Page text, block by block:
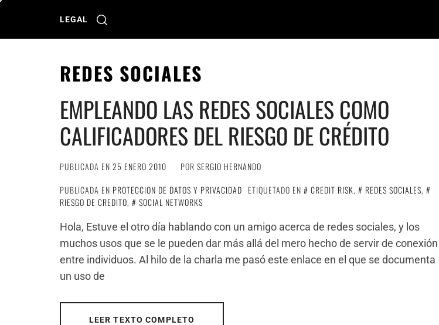
LEGAL
REDES SOCIALES
EMPLEANDO LAS REDES SOCIALES COMO
CALIFICADORES DEL RIESGO DE CRÉDITO
PUBLICADA EN 25 ENERO 2010 POR SERGIO HERNANDO
PUBLICADA EN PROTECCION DE DATOS Y PRIVACIDAD ETIQUETADO EN CREDIT RISK, REDES SOCIALES,
RIESGO DE CREDITO,
SOCIAL NETWORKS
Hola, Estuve el otro día hablando con un amigo acerca de redes sociales, y los
muchos usos que se le pueden dar más allá del mero hecho de servir de conexión
entre individuos. Al hilo de la charla me pasó este enlace en el que se documenta
un uso de
LEER TEXTO COMPLETO